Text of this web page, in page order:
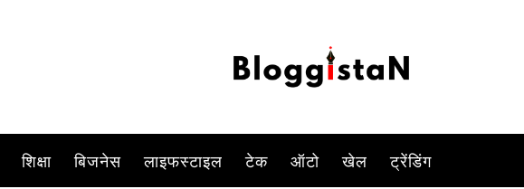
शिक्षा बिजनेस लाइफस्टाइल टेक ऑटो खेल ट्रेंडिंग